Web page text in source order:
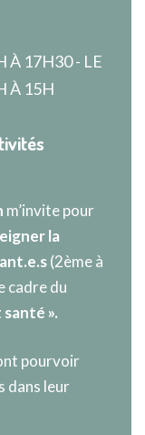
À 17H30 - LE
À 15H
m’invite pour
la
(2ème à
cadre du
».
pourvoir
dans leur